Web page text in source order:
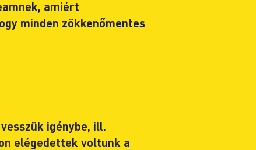
amiért
minden zökkenőmentes
igénybe, ill.
elégedettek voltunk a